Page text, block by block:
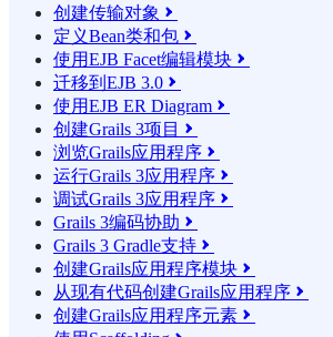
创建传输对象 
定义Bean类和包 
使用EJB Facet编辑模块 
迁移到EJB 3.0 
使用EJB ER Diagram 
创建Grails 3项目 
浏览Grails应用程序 
运行Grails 3应用程序 
调试Grails 3应用程序 
Grails 3编码协助 
Grails 3 Gradle支持 
创建Grails应用程序模块 
从现有代码创建Grails应用程序 
创建Grails应用程序元素 